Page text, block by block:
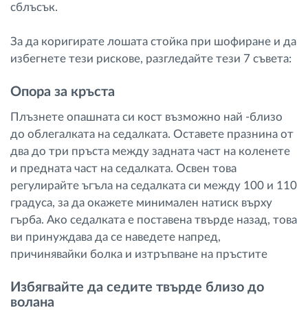
сблъсък.
За да коригирате лошата стойка при шофиране и да
избегнете тези рискове, разгледайте тези 7 съвета:
Опора за кръста
Плъзнете опашната си кост възможно най -близо
до облегалката на седалката. Оставете празнина от
два до три пръста между задната част на коленете
и предната част на седалката. Освен това
регулирайте ъгъла на седалката си между 100 и 110
градуса, за да окажете минимален натиск върху
гърба. Ако седалката е поставена твърде назад, това
ви принуждава да се наведете напред,
причинявайки болка и изтръпване на пръстите
Избягвайте да седите твърде близо до
волана